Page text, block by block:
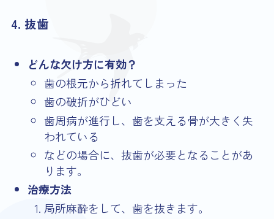
4. 抜歯
どんな欠け方に有効？
歯の根元から折れてしまった
歯の破折がひどい
歯周病が進行し、歯を支える骨が大きく失
われている
などの場合に、抜歯が必要となることがあ
ります。
治療方法
局所麻酔をして、歯を抜きます。